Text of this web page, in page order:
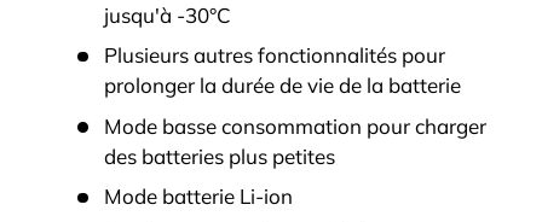
jusqu'à -30°C
Plusieurs autres fonctionnalités pour
prolonger la durée de vie de la batterie
Mode basse consommation pour charger
des batteries plus petites
Mode batterie Li-ion